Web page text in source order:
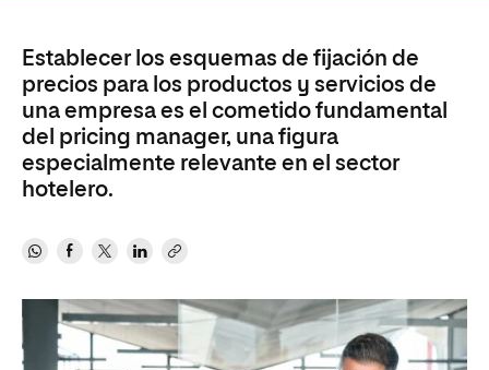
Establecer los esquemas de fijación de
precios para los productos y servicios de
una empresa es el cometido fundamental
del pricing manager, una figura
especialmente relevante en el sector
hotelero.